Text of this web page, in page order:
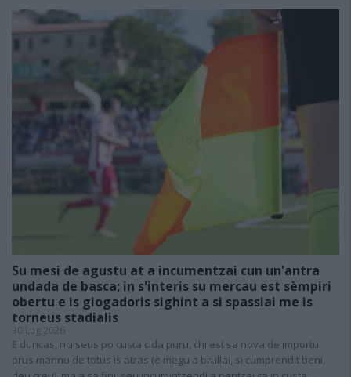
Su mesi de agustu at a incumentzai cun un'antra
undada de basca; in s'interis su mercau est sèmpiri
obertu e is giogadoris sighint a si spassiai me is
torneus stadialis
30 Lug 2026
E duncas, nci seus po custa cida puru, chi est sa nova de importu
prus mannu de totus is atras (e megu a brullai, si cumprendit beni,